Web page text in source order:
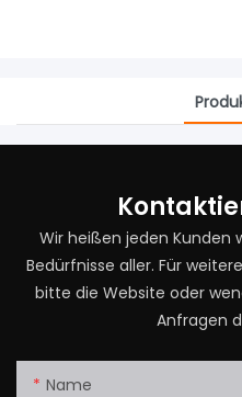
Wir heißen jeden Kunden
Bedürfnisse aller. Für
bitte die Website oder
Anfragen
Name